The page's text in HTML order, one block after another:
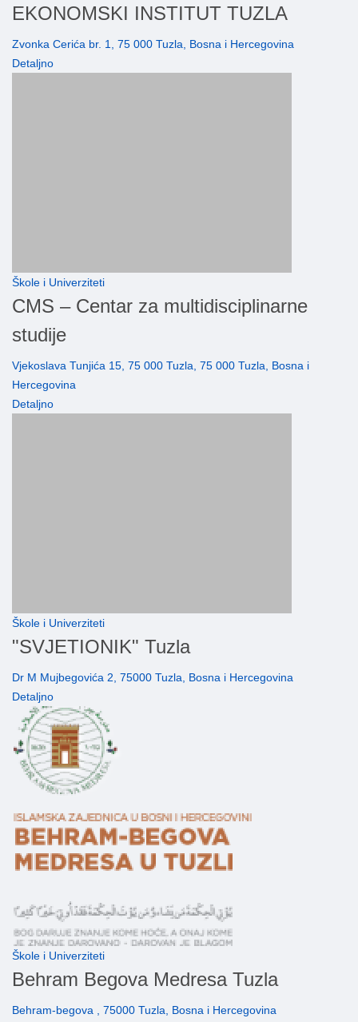
EKONOMSKI INSTITUT TUZLA
Zvonka Cerića br. 1, 75 000 Tuzla, Bosna i Hercegovina
Detaljno
Škole i Univerziteti
CMS – Centar za multidisciplinarne
studije
Vjekoslava Tunjića 15, 75 000 Tuzla, 75 000 Tuzla, Bosna i
Hercegovina
Detaljno
Škole i Univerziteti
"SVJETIONIK" Tuzla
Dr M Mujbegovića 2, 75000 Tuzla, Bosna i Hercegovina
Detaljno
Škole i Univerziteti
Behram Begova Medresa Tuzla
Behram-begova , 75000 Tuzla, Bosna i Hercegovina